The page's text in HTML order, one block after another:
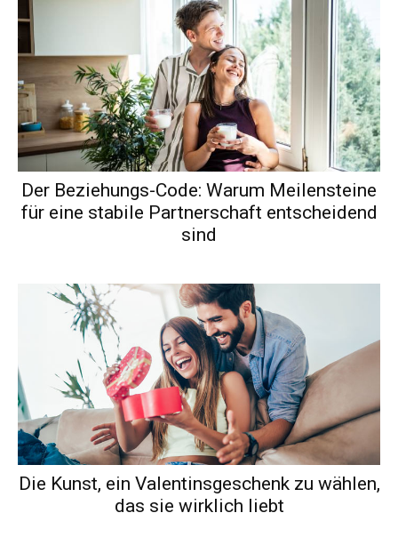
Der Beziehungs-Code: Warum Meilensteine
für eine stabile Partnerschaft entscheidend
sind
Die Kunst, ein Valentinsgeschenk zu wählen,
das sie wirklich liebt